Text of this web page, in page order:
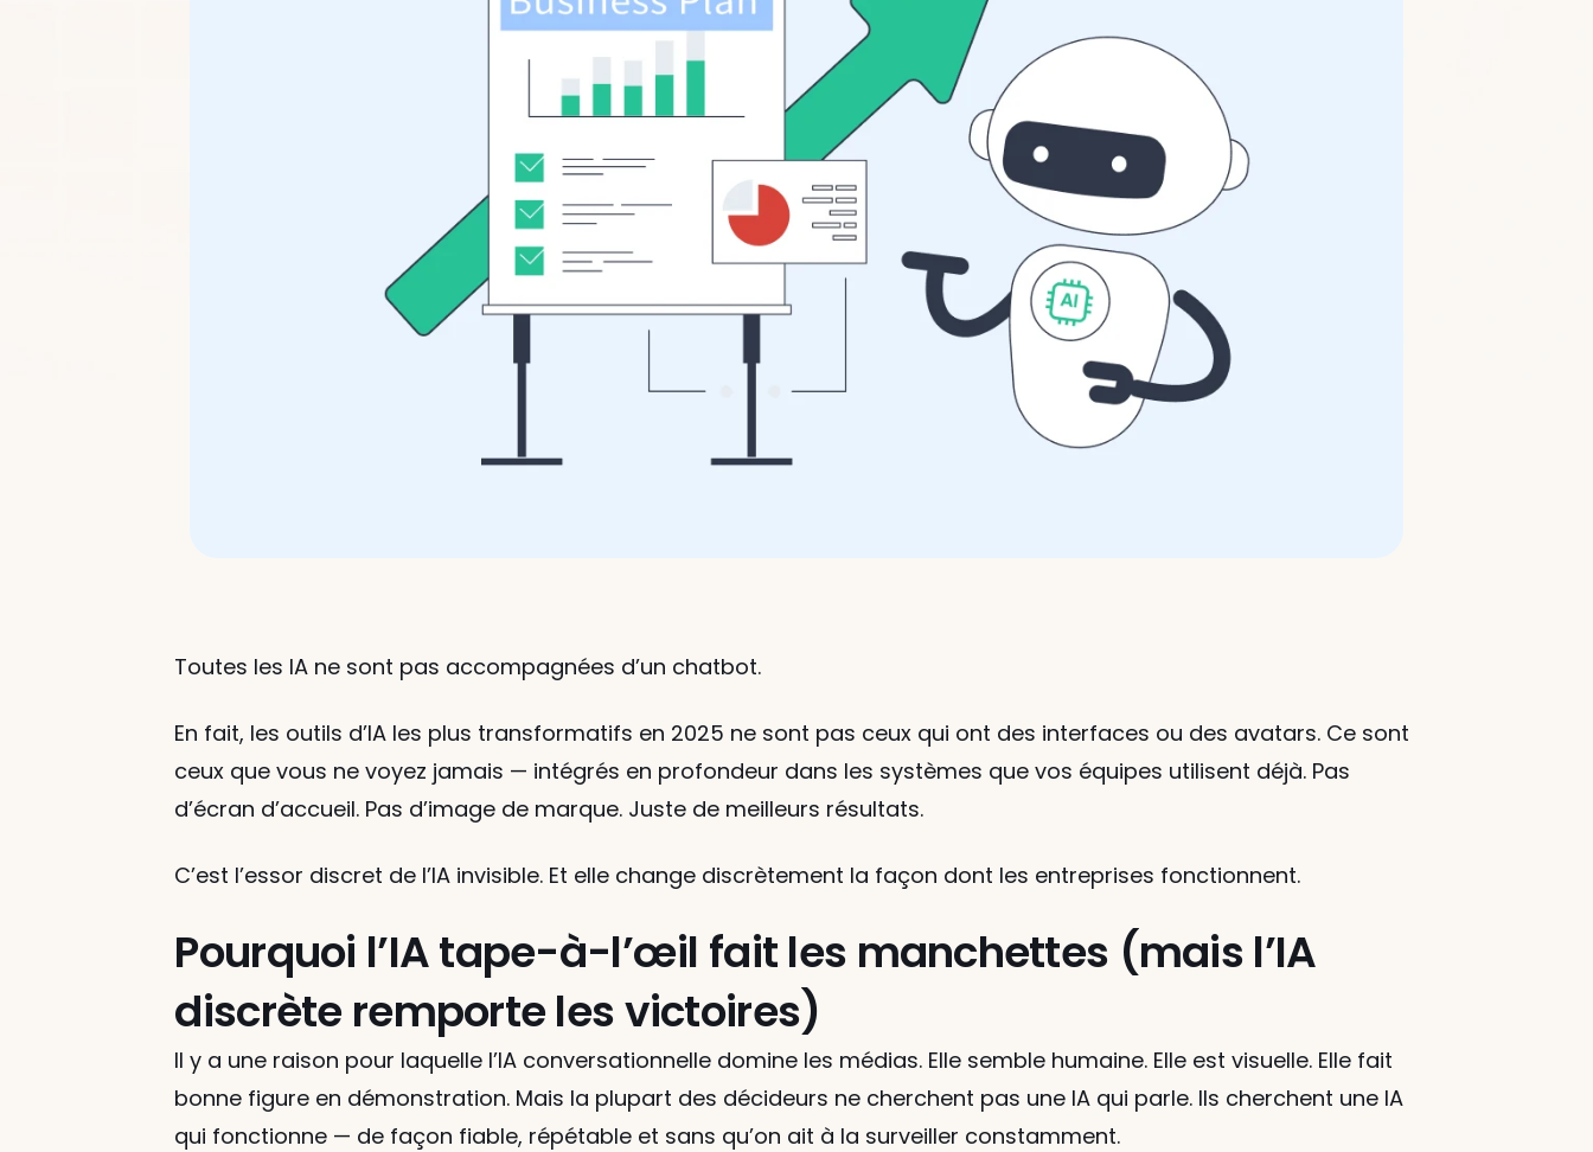
Toutes les IA ne sont pas accompagnées d’un chatbot.
En fait, les outils d’IA les plus transformatifs en 2025 ne sont pas ceux qui ont des interfaces ou des avatars. Ce sont
ceux que vous ne voyez jamais — intégrés en profondeur dans les systèmes que vos équipes utilisent déjà. Pas
d’écran d’accueil. Pas d’image de marque. Juste de meilleurs résultats.
C’est l’essor discret de l’IA invisible. Et elle change discrètement la façon dont les entreprises fonctionnent.
Pourquoi l’IA tape-à-l’œil fait les manchettes (mais l’IA
discrète remporte les victoires)
Il y a une raison pour laquelle l’IA conversationnelle domine les médias. Elle semble humaine. Elle est visuelle. Elle fait
bonne figure en démonstration. Mais la plupart des décideurs ne cherchent pas une IA qui parle. Ils cherchent une IA
qui fonctionne — de façon fiable, répétable et sans qu’on ait à la surveiller constamment.